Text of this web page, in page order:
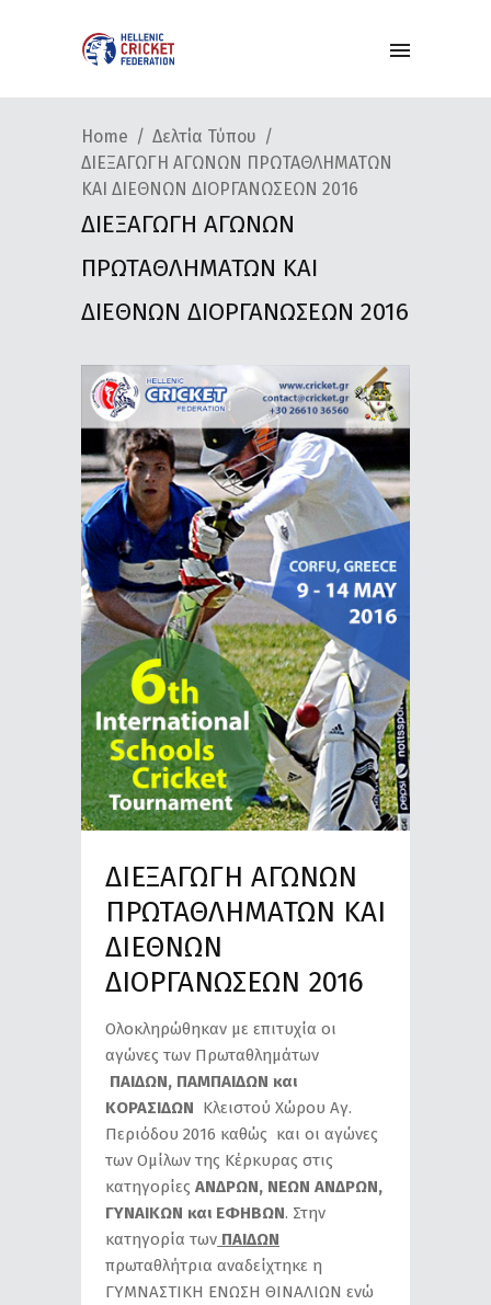
Home
Δελτία Τύπου
ΔΙΕΞΑΓΩΓΗ ΑΓΩΝΩΝ ΠΡΩΤΑΘΛΗΜΑΤΩΝ
ΚΑΙ ΔΙΕΘΝΩΝ ΔΙΟΡΓΑΝΩΣΕΩΝ 2016
ΔΙΕΞΑΓΩΓΗ ΑΓΩΝΩΝ
ΠΡΩΤΑΘΛΗΜΑΤΩΝ ΚΑΙ
ΔΙΕΘΝΩΝ ΔΙΟΡΓΑΝΩΣΕΩΝ 2016
ΔΙΕΞΑΓΩΓΗ ΑΓΩΝΩΝ
ΠΡΩΤΑΘΛΗΜΑΤΩΝ ΚΑΙ
ΔΙΕΘΝΩΝ
ΔΙΟΡΓΑΝΩΣΕΩΝ 2016
Ολοκληρώθηκαν με επιτυχία οι
αγώνες των Πρωταθλημάτων
ΠΑΙΔΩΝ, ΠΑΜΠΑΙΔΩΝ και
ΚΟΡΑΣΙΔΩΝ Κλειστού Χώρου Αγ.
Περιόδου 2016 καθώς και οι αγώνες
των Ομίλων της Κέρκυρας στις
κατηγορίες ΑΝΔΡΩΝ, ΝΕΩΝ ΑΝΔΡΩΝ,
ΓΥΝΑΙΚΩΝ και ΕΦΗΒΩΝ. Στην
κατηγορία των ΠΑΙΔΩΝ
πρωταθλήτρια αναδείχτηκε η
ΓΥΜΝΑΣΤΙΚΗ ΕΝΩΣΗ ΘΙΝΑΛΙΩΝ ενώ